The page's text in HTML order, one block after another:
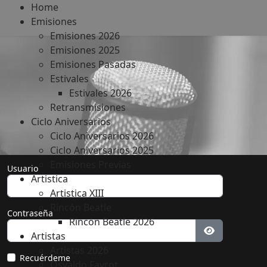
Home
Emisiones
Emisiones 2026
Emisiones 2025
Emisiones Pasadas
Estivales
Estivales 2026
Retransmisiones
Ciclo Aniversarios
Ciclo Aniversarios 2026
Ciclo Aniversarios 2025
Artistica
Artistica XIII
Rincón Beatle 2026
Artistas
Usuario
Contraseña
Mostrar
Recuérdeme